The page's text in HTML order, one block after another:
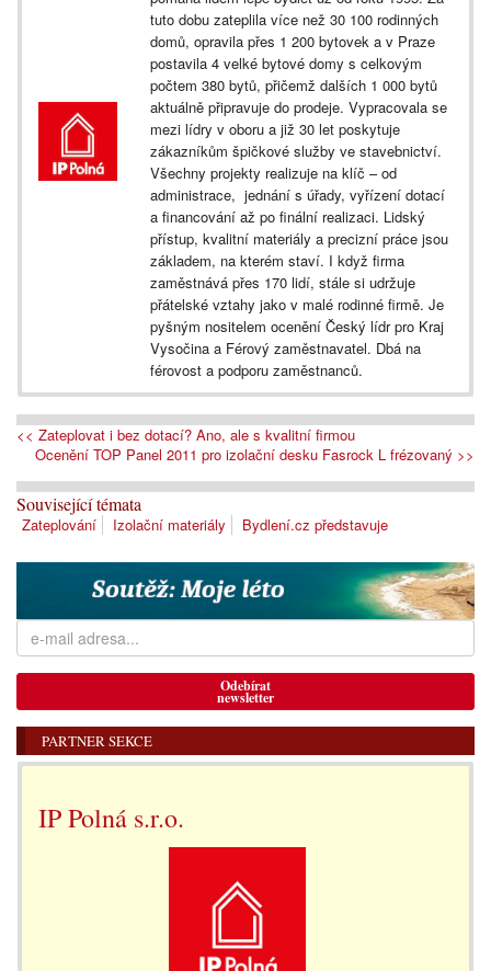
tuto dobu zateplila více než 30 100 rodinných
domů, opravila přes 1 200 bytovek a v Praze
postavila 4 velké bytové domy s celkovým
počtem 380 bytů, přičemž dalších 1 000 bytů
aktuálně připravuje do prodeje. Vypracovala se
mezi lídry v oboru a již 30 let poskytuje
zákazníkům špičkové služby ve stavebnictví.
Všechny projekty realizuje na klíč – od
administrace, jednání s úřady, vyřízení dotací
a financování až po finální realizaci. Lidský
přístup, kvalitní materiály a precizní práce jsou
základem, na kterém staví. I když firma
zaměstnává přes 170 lidí, stále si udržuje
přátelské vztahy jako v malé rodinné firmě. Je
pyšným nositelem ocenění Český lídr pro Kraj
Vysočina a Férový zaměstnavatel. Dbá na
férovost a podporu zaměstnanců.
<< Zateplovat i bez dotací? Ano, ale s kvalitní firmou
Ocenění TOP Panel 2011 pro izolační desku Fasrock L frézovaný >>
Související témata
Zateplování Izolační materiály Bydlení.cz představuje
Odebírat
newsletter
PARTNER SEKCE
IP Polná s.r.o.